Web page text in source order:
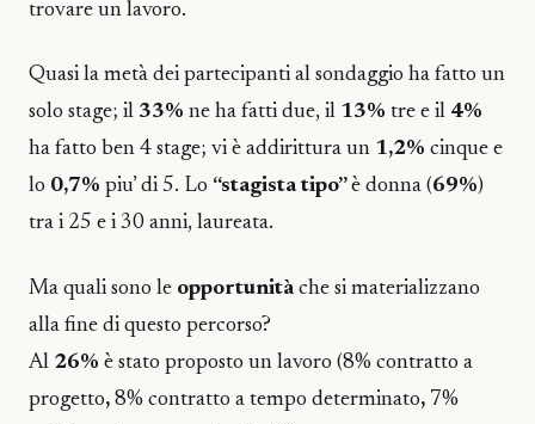
trovare un lavoro.
Quasi la metà dei partecipanti al sondaggio ha fatto un
solo stage; il 33% ne ha fatti due, il 13% tre e il 4%
ha fatto ben 4 stage; vi è addirittura un 1,2% cinque e
lo 0,7% piu’ di 5. Lo “stagista tipo”è donna (69%)
tra i 25 e i 30 anni, laureata.
Ma quali sono le opportunitàche si materializzano
alla fine di questo percorso?
Al 26% è stato proposto un lavoro (8% contratto a
progetto, 8% contratto a tempo determinato, 7%